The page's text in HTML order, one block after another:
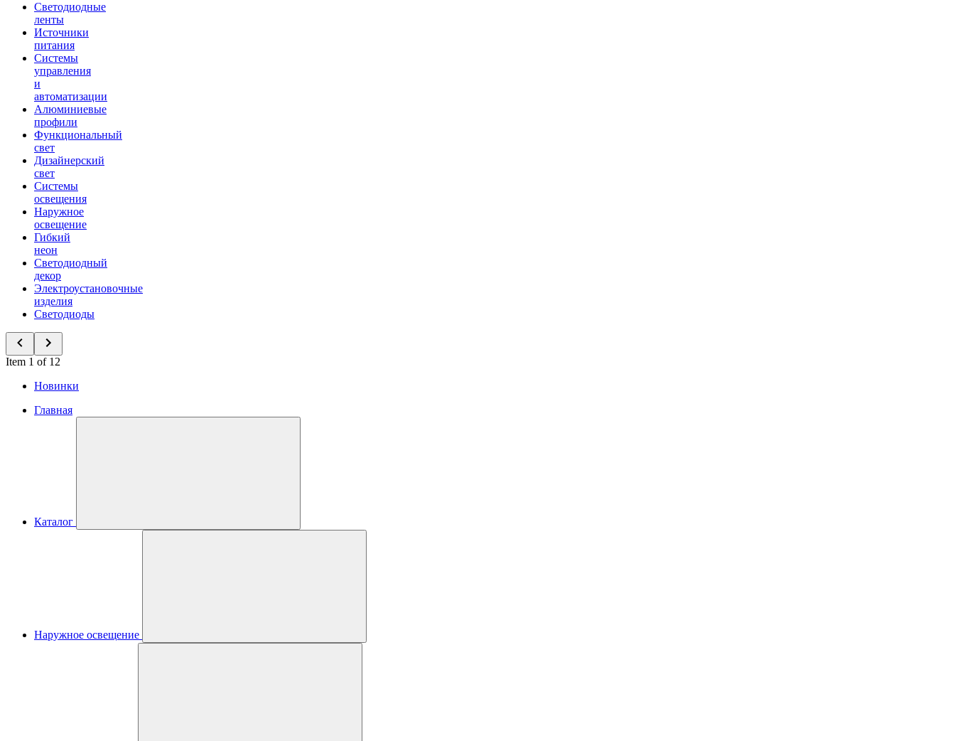
Светодиодные
ленты
Источники
питания
Системы
управления
и
автоматизации
Алюминиевые
профили
Функциональный
свет
Дизайнерский
свет
Системы
освещения
Наружное
освещение
Гибкий
неон
Светодиодный
декор
Электроустановочные
изделия
Светодиоды
Item 1 of 12
Новинки
Главная
Каталог
Наружное освещение